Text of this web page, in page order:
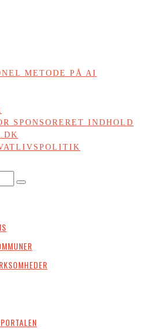
METODE PÅ AI
SPONSORERET INDHOLD